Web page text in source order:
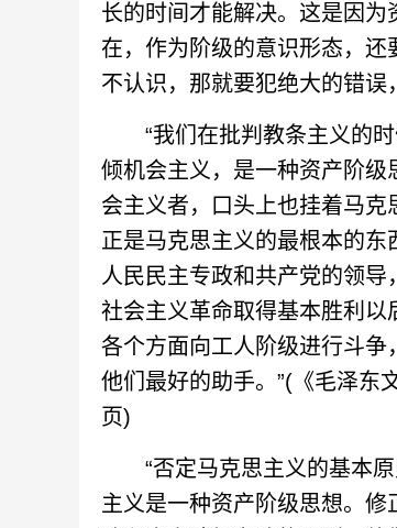
长的时间才能解决。这是因
在，作为阶级的意识形态，
不认识，那就要犯绝大的错误
“我们在批判教条主义的时
倾机会主义，是一种资产阶
会主义者，口头上也挂着马克
正是马克思主义的最根本的
人民民主专政和共产党的领
社会主义革命取得基本胜利
各个方面向工人阶级进行斗
他们最好的助手。”(《毛泽东
页)
“否定马克思主义的基本原
主义是一种资产阶级思想。